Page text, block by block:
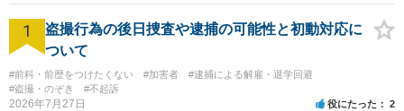
1
盗撮行為の後日捜査や逮捕の可能性と初動対応に
ついて
#前科・前歴をつけたくない #加害者
#逮捕による解雇・退学回避
#盗撮・のぞき
#不起訴
2026年7月27日 役にたった 2